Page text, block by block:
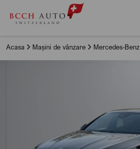
Acasa Mașini de vânzare Mercedes-Benz